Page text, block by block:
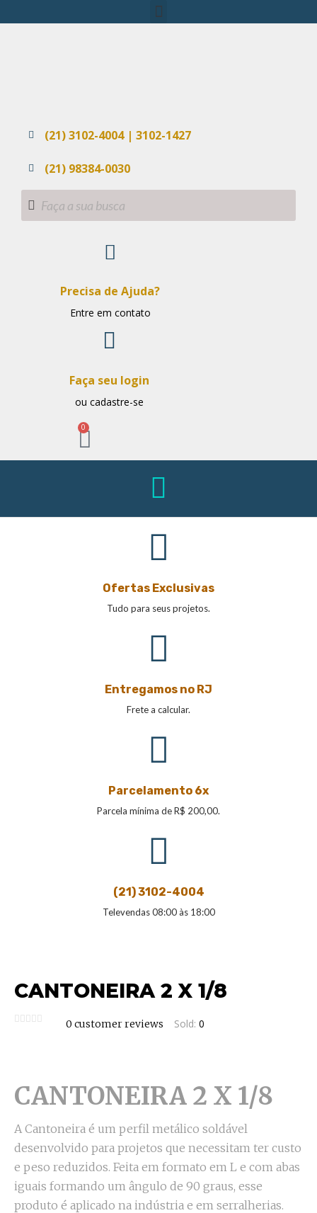
(21) 3102-4004 | 3102-1427
(21) 98384-0030
Precisa de Ajuda?
Entre em contato
Faça seu login
ou cadastre-se
0
Ofertas Exclusivas
Tudo para seus projetos.
Entregamos no RJ
Frete a calcular.
Parcelamento 6x
Parcela mínima de R$ 200,00.
(21) 3102-4004
Televendas 08:00 às 18:00
CANTONEIRA 2 X 1/8
0 customer reviews Sold: 0
CANTONEIRA 2 X 1/8
A Cantoneira é um perfil metálico soldável
desenvolvido para projetos que necessitam ter custo
e peso reduzidos. Feita em formato em L e com abas
iguais formando um ângulo de 90 graus, esse
produto é aplicado na indústria e em serralherias.